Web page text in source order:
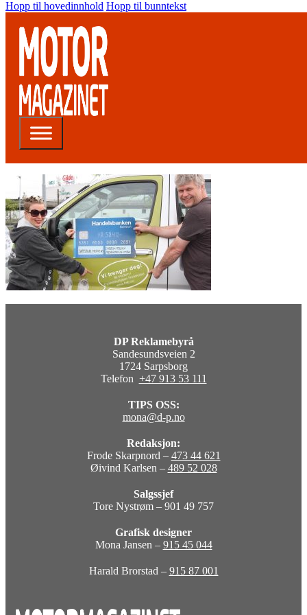
Hopp til hovedinnhold Hopp til bunntekst
DP Reklamebyrå
Sandesundsveien 2
1724 Sarpsborg
Telefon +47 913 53 111
TIPS OSS:
mona@d-p.no
Redaksjon:
Frode Skarpnord – 473 44 621
Øivind Karlsen – 489 52 028
Salgssjef
Tore Nystrøm – 901 49 757
Grafisk designer
Mona Jansen – 915 45 044
Harald Brorstad – 915 87 001